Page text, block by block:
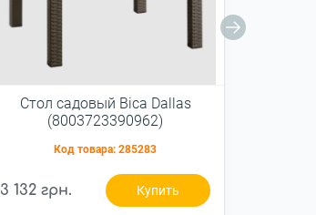
Стол садовый Bica Dallas
(8003723390962)
Код товара: 285283
3 132 грн. Купить